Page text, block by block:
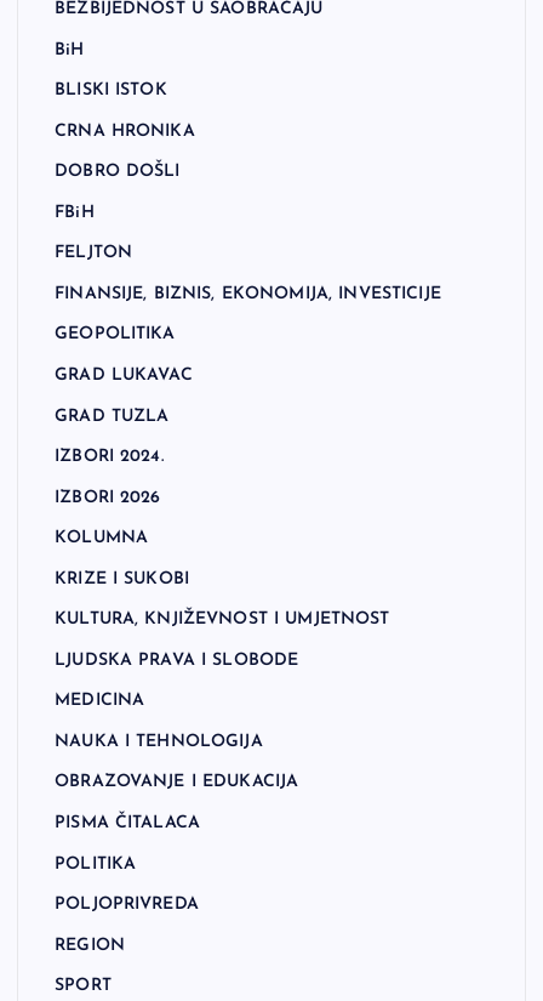
BEZBIJEDNOST U SAOBRAĆAJU
BiH
BLISKI ISTOK
CRNA HRONIKA
DOBRO DOŠLI
FBiH
FELJTON
FINANSIJE, BIZNIS, EKONOMIJA, INVESTICIJE
GEOPOLITIKA
GRAD LUKAVAC
GRAD TUZLA
IZBORI 2024.
IZBORI 2026
KOLUMNA
KRIZE I SUKOBI
KULTURA, KNJIŽEVNOST I UMJETNOST
LJUDSKA PRAVA I SLOBODE
MEDICINA
NAUKA I TEHNOLOGIJA
OBRAZOVANJE I EDUKACIJA
PISMA ČITALACA
POLITIKA
POLJOPRIVREDA
REGION
SPORT